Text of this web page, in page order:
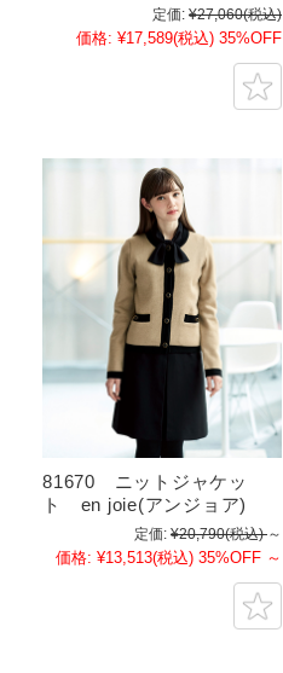
定価: ¥27,060(税込)
価格: ¥17,589(税込) 35%OFF
81670 ニットジャケッ
ト en joie(アンジョア)
定価: ¥20,790(税込) ～
価格: ¥13,513(税込) 35%OFF ～